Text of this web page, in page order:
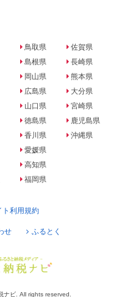
鳥取県
島根県
岡山県
広島県
山口県
徳島県
香川県
愛媛県
高知県
福岡県
佐賀県
長崎県
熊本県
大分県
宮崎県
鹿児島県
沖縄県
ト利用規約
せ ふるとく
ビ. All rights reserved.